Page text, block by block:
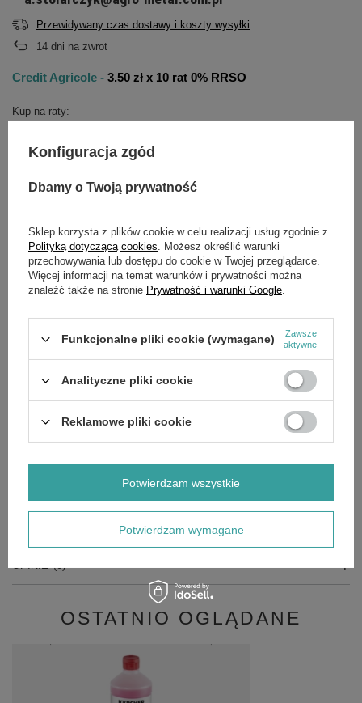
Przewidywany czas dostawy i koszty wysyłki
14 dni na zwrot
Credit Agricole - 3.50 zł x 10 rat 0% RRSO
Kup na raty:
Darmowa dostawa do paczkomatu
Smile - dostawy ze sklepów internetowych przy zamówieniu od70,00 zł
darmoWięcej informacji.
Potrzebujesz pomocy? Masz pytania?
Zadaj pytanie a my odpowiemy niezwłocznie,
najciekawsze pytania i odpowiedzi publikując
dla innych.
Zadaj pytanie
SZCZEGÓŁOWE DANE
OSTATNIO OGLĄDANE
Konfiguracja zgód
Dbamy o Twoją prywatność
Sklep korzysta z plików cookie w celu realizacji usług zgodnie z
Polityką dotyczącą cookies . Możesz określić warunki
przechowywania lub dostępu do cookie w Twojej przeglądarce.
Więcej informacji na temat warunków i prywatności można
znaleźć także na stronie Prywatność i warunki Google
Funkcjonalne pliki cookie (wymagane)
Zawsze
aktywne
Analityczne pliki cookie
Reklamowe pliki cookie
Potwierdzam wymagane
Potwierdzam wszystkie